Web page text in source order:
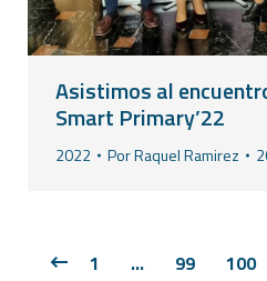
Asistimos al
Smart Primary’22
2022 PorRaquel Ramirez
1 … 99 100